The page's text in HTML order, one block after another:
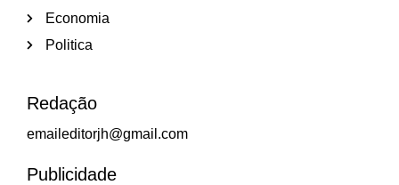
Economia
Politica
Redação
emaileditorjh@gmail.com
Publicidade